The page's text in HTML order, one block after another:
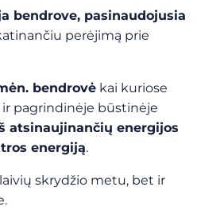
bendrove, pasinaudojusia
perėjimą prie
bendrovė kai kuriose
pagrindinėje būstinėje
atsinaujinančių energijos
energiją.
skrydžio metu, bet ir